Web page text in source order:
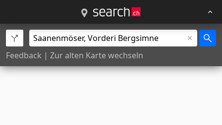
Feedback | Zur alten Karte wechseln